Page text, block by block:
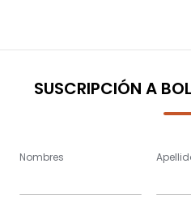
SUSCRIPCIÓN A
Nombres